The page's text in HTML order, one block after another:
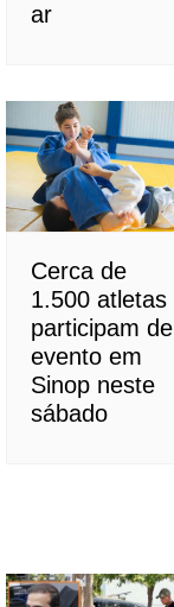
ar
Cerca de
1.500 atletas
participam de
evento em
Sinop neste
sábado